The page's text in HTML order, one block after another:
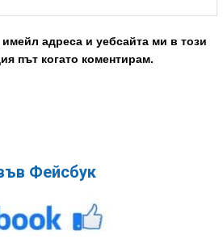
адреса и уебсайта ми в този
път когато коментирам.
Фейсбук